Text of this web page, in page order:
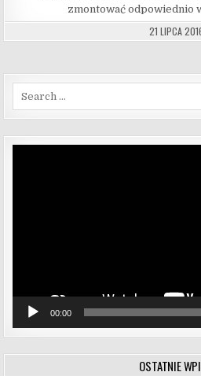
zmontować odpowiednio
21 LIPCA
00:00
OSTATNIE